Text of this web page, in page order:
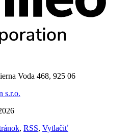
Voda 468, 925 06
s.r.o.
, RSS, Vytlačiť